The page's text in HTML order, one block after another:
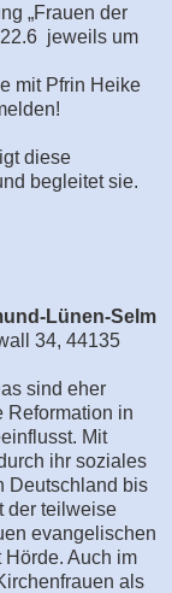
„Frauen der
22.6 jeweils um
mit Pfrin Heike
diese
begleitet sie.
Lünen-Selm
34, 44135
sind eher
Reformation in
Mit
ihr soziales
Deutschland bis
der teilweise
evangelischen
Auch im
als